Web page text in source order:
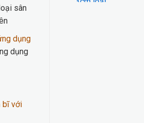
sân
dụng